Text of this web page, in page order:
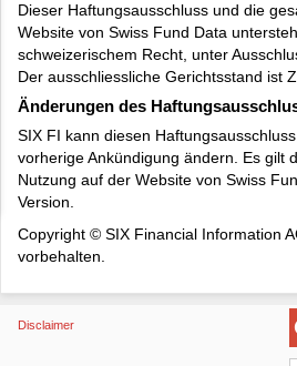
Dieser Haftungsausschluss und die
Website von Swiss Fund Data
schweizerischem Recht, unter
Der ausschliessliche Gerichtsstand ist
Änderungen des
SIX FI kann diesen
vorherige Ankündigung ändern. Es gilt
Nutzung auf der Website von Swiss
Version.
Copyright © SIX Financial Information
vorbehalten.
Disclaimer